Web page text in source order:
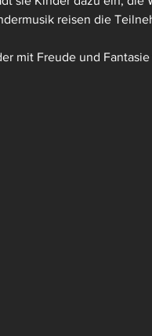
reisen die
mit Freude und